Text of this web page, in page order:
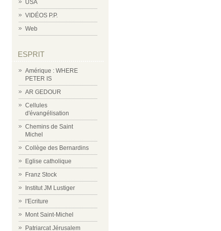
USA
VIDÉOS P.P.
Web
ESPRIT
Amérique : WHERE
PETER IS
AR GEDOUR
Cellules
d'évangélisation
Chemins de Saint
Michel
Collège des Bernardins
Eglise catholique
Franz Stock
Institut JM Lustiger
l'Ecriture
Mont Saint-Michel
Patriarcat Jérusalem